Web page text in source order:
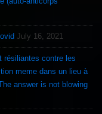
July 16, 2021
résiliantes contre les
meme dans un lieu à
answer is not blowing